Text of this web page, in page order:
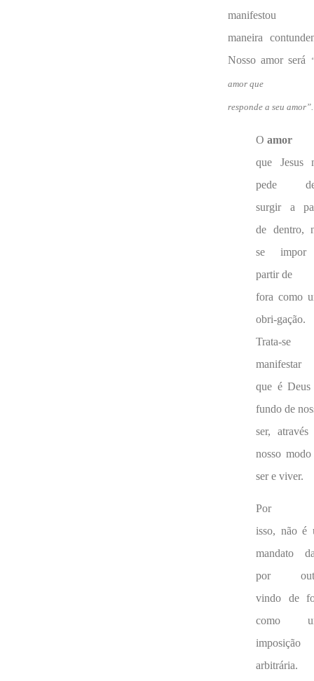
manifestou
maneira
Nosso amor será
amor que
responde a seu amor”.
Oamor
que Jesus
pede
surgir a
de dentro,
se
partir de
fora como
obri-gação.
Trata-se
que é Deus
fundo de
ser, através
nosso
ser e viver.
Por
isso, não é
mandato
por
vindo de
como
imposição
arbitrária.